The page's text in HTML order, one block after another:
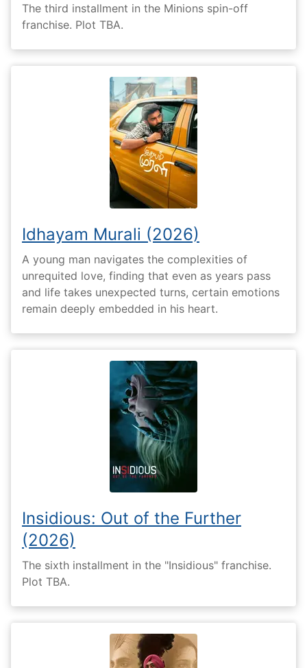
The third installment in the Minions spin-off
franchise. Plot TBA.
Idhayam Murali (2026)
A young man navigates the complexities of
unrequited love, finding that even as years pass
and life takes unexpected turns, certain emotions
remain deeply embedded in his heart.
Insidious: Out of the Further
(2026)
The sixth installment in the "Insidious" franchise.
Plot TBA.